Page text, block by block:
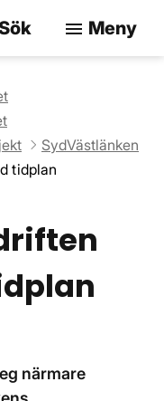
menu Meny
SydVästlänken
tidplan
närmare